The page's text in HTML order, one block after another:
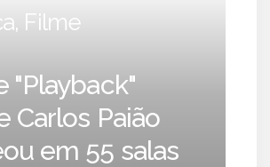
Filme
"Playback"
Carlos Paião
em 55 salas